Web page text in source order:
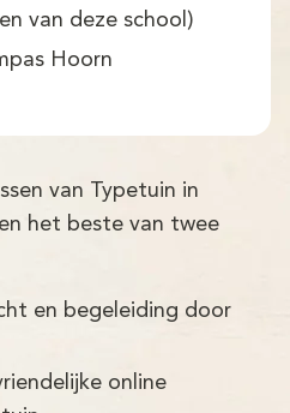
van deze school)
Hoorn
van Typetuin in
het beste van twee
en begeleiding door
online